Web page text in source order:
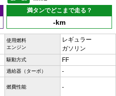
満タンでどこまで走る？
-km
使用燃料
エンジン
レギュラー
ガソリン
駆動方式 FF
過給器（ターボ） -
燃費性能 -